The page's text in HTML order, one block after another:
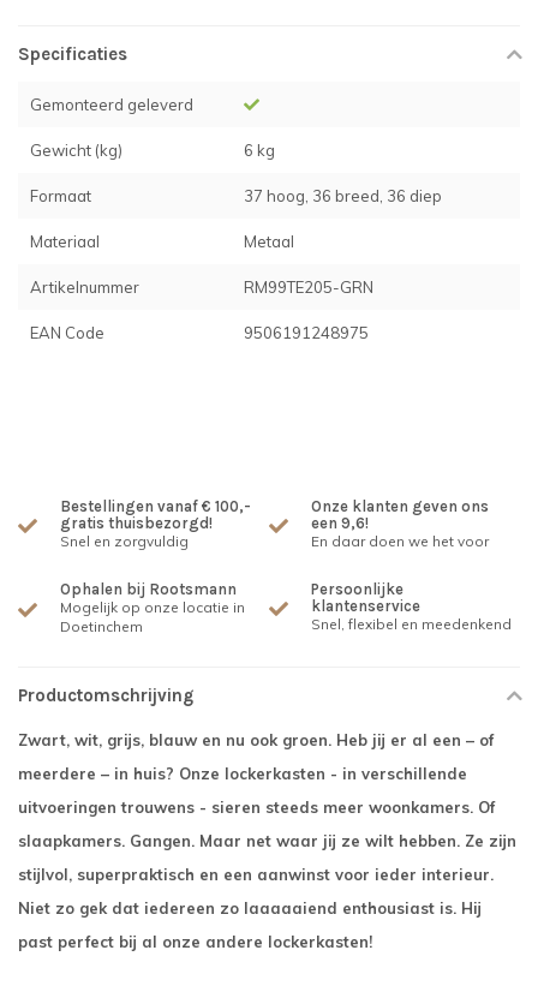
Specificaties
Gemonteerd geleverd
Gewicht (kg) 6 kg
Formaat 37 hoog, 36 breed, 36 diep
Materiaal Metaal
Artikelnummer RM99TE205-GRN
EAN Code 9506191248975
Bestellingen vanaf € 100,-
gratis thuisbezorgd!
Snel en zorgvuldig
Onze klanten geven ons
een 9,6!
En daar doen we het voor
Ophalen bij Rootsmann
Mogelijk op onze locatie in
Doetinchem
Persoonlijke
klantenservice
Snel, flexibel en meedenkend
Productomschrijving
Zwart, wit, grijs, blauw en nu ook groen. Heb jij er al een – of
meerdere – in huis? Onze lockerkasten - in verschillende
uitvoeringen trouwens - sieren steeds meer woonkamers. Of
slaapkamers. Gangen. Maar net waar jij ze wilt hebben. Ze zijn
stijlvol, superpraktisch en een aanwinst voor ieder interieur.
Niet zo gek dat iedereen zo laaaaaiend enthousiast is. Hij
past perfect bij al onze andere lockerkasten!